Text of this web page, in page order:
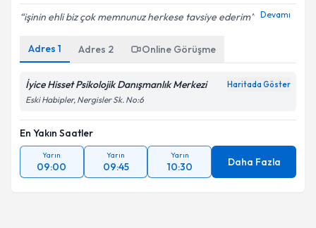
işinin ehli biz çok memnunuz herkese tavsiye ederim Devamı
Adres 1 Adres 2 Online Görüşme
İyice Hisset Psikolojik Danışmanlık Merkezi Haritada Göster
Eski Habipler, Nergisler Sk. No:6
En Yakın Saatler
Yarın
09:00
Yarın
09:45
Yarın
10:30 Daha Fazla